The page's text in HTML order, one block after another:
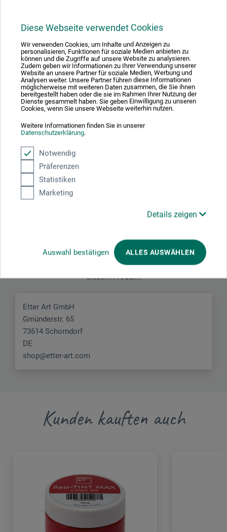
Diese Webseite verwendet Cookies
Wir verwenden Cookies, um Inhalte und Anzeigen zu
personalisieren, Funktionen für soziale Medien anbieten zu
können und die Zugriffe auf unsere Website zu analysieren.
Zudem geben wir Informationen zu Ihrer Verwendung unserer
Website an unsere Partner für soziale Medien, Werbung und
Analysen weiter. Unsere Partner führen diese Informationen
möglicherweise mit weiteren Daten zusammen, die Sie ihnen
bereitgestellt haben oder die sie im Rahmen Ihrer Nutzung der
Dienste gesammelt haben. Sie geben Einwilligung zu unseren
Cookies, wenn Sie unsere Webseite weiterhin nutzen.
Weitere Informationen finden Sie in unserer
Datenschutzerklärung.
Notwendig
Präferenzen
Statistiken
Marketing
Details zeigen
Auswahl bestätigen ALLES AUSWÄHLEN
DE_Etter-Art_Mastercast-1-2-1_RMC121SETx_04-2023.pdf
Produktbewertungen (0)
Schreiben Sie die erste Bewertung zu diesem Produkt
Hersteller-Kontakt
Hier finden Sie die Kontaktdaten des Herstellers zu
diesem Produkt.
Etter Art GmbH
Gmünderstr. 65
73614 Schorndorf
DE
shop@etter-art.com
Kunden kauften auch